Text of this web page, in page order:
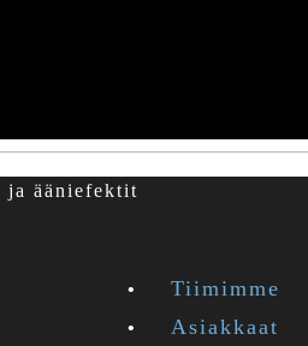
ääniefektit
Tiimimme
Asiakkaat